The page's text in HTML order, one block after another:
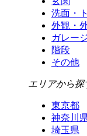
洗面・
外観・
ガレー
階段
その他
エリアから探
東京都
神奈川
埼玉県